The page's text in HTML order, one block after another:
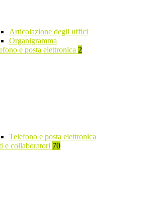
Articolazione degli uffici
Organigramma
e posta elettronica 2
Telefono e posta elettronica
e collaboratori 70